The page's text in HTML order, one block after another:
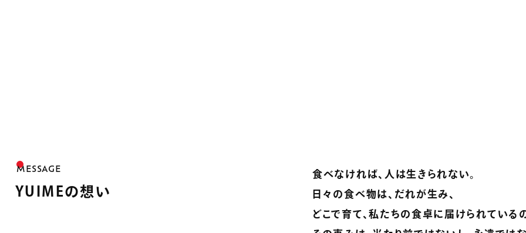
MESSAGE
YUIMEの想い
食べなければ、人は生きられない。
日々の食べ物は、だれが生み、
どこで育て、私たちの食卓に届けられている